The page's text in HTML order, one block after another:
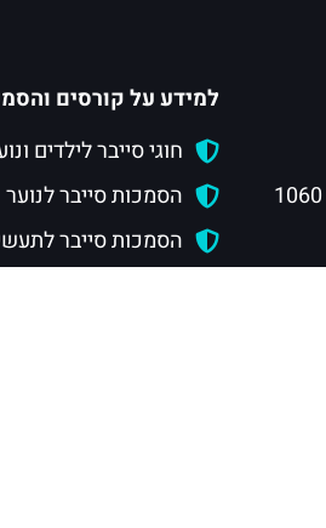
למידע על קורסים
חוגי סייבר לילדים
הסמכות סייבר לנוער
הסמכות סייבר